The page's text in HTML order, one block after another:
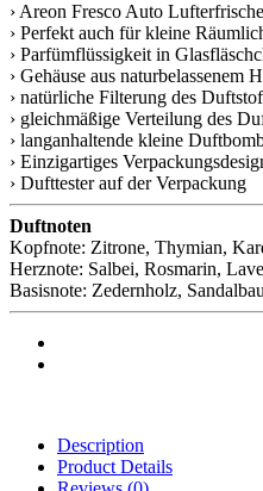
› Areon Fresco Auto
› Perfekt auch für kleine
› Parfümflüssigkeit in
› Gehäuse aus naturbelassenem
› natürliche Filterung des
› gleichmäßige Verteilung des
› langanhaltende kleine
› Einzigartiges
› Dufttester auf der Verpackung
Duftnoten
Kopfnote: Zitrone, Thymian,
Herznote: Salbei, Rosmarin,
Basisnote: Zedernholz,
Description
Product Details